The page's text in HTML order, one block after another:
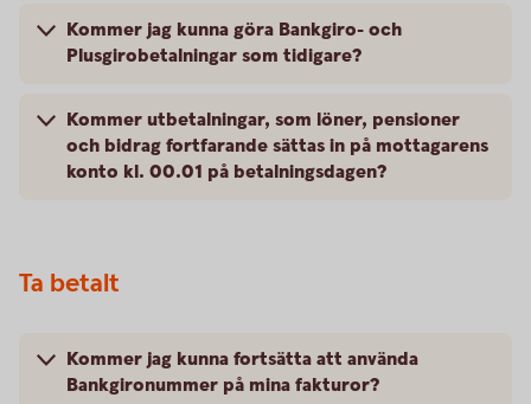
Kommer jag kunna göra Bankgiro- och
Plusgirobetalningar som tidigare?
Kommer utbetalningar, som löner, pensioner
och bidrag fortfarande sättas in på mottagarens
konto kl. 00.01 på betalningsdagen?
Ta betalt
Kommer jag kunna fortsätta att använda
Bankgironummer på mina fakturor?